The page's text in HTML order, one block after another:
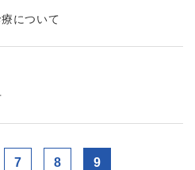
について
7 8 9